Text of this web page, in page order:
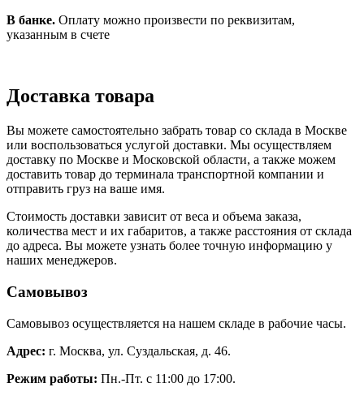
В банке. Оплату можно произвести по реквизитам,
указанным в счете
Доставка товара
Вы можете самостоятельно забрать товар со склада в Москве
или воспользоваться услугой доставки. Мы осуществляем
доставку по Москве и Московской области, а также можем
доставить товар до терминала транспортной компании и
отправить груз на ваше имя.
Стоимость доставки зависит от веса и объема заказа,
количества мест и их габаритов, а также расстояния от склада
до адреса. Вы можете узнать более точную информацию у
наших менеджеров.
Самовывоз
Самовывоз осуществляется на нашем складе в рабочие часы.
Адрес: г. Москва, ул. Суздальская, д. 46.
Режим работы: Пн.-Пт. с 11:00 до 17:00.